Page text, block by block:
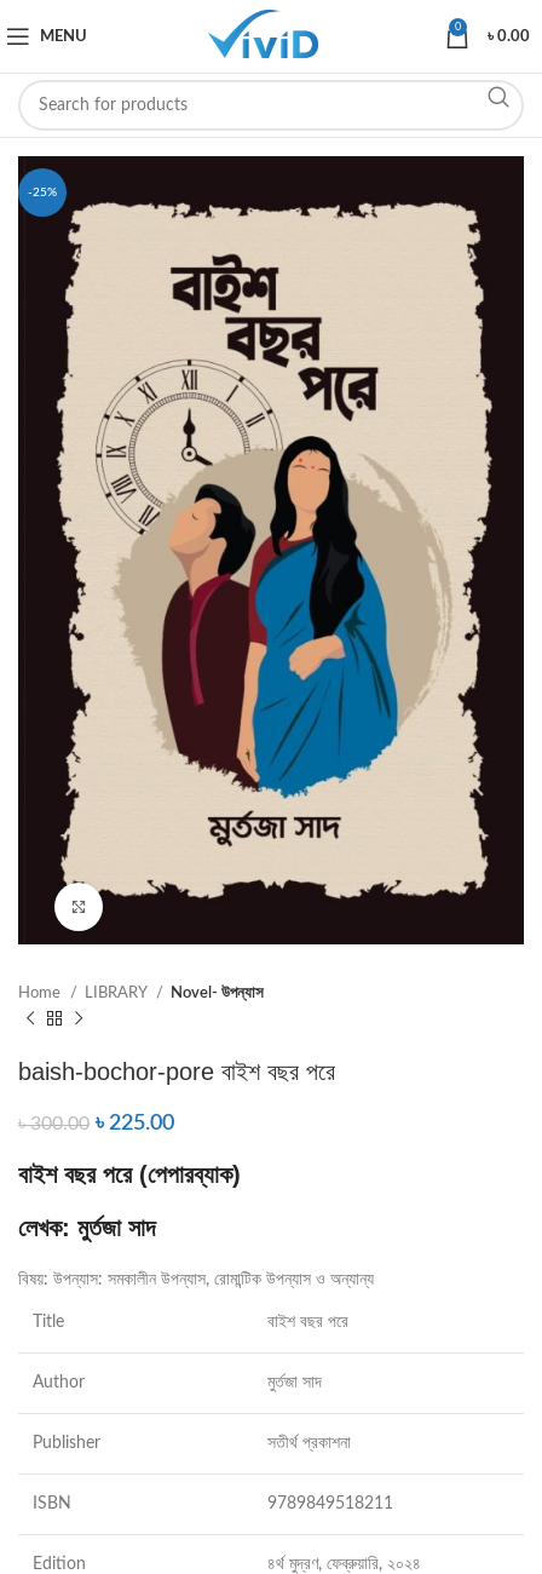
MENU
0
৳0.00
-25%
Home LIBRARY Novel- উপন্যাস
baish-bochor-pore বাইশ বছর পরে
৳300.00 ৳ 225.00
বাইশ বছর পরে (পেপারব্যাক)
লেখক: মুর্তজা সাদ
বিষয়: উপন্যাস: সমকালীন উপন্যাস, রোমান্টিক উপন্যাস ও অন্যান্য
Title বাইশ বছর পরে
Author মুর্তজা সাদ
Publisher সতীর্থ প্রকাশনা
ISBN 9789849518211
Edition ৪র্থ মুদ্রণ, ফেব্রুয়ারি, ২০২৪